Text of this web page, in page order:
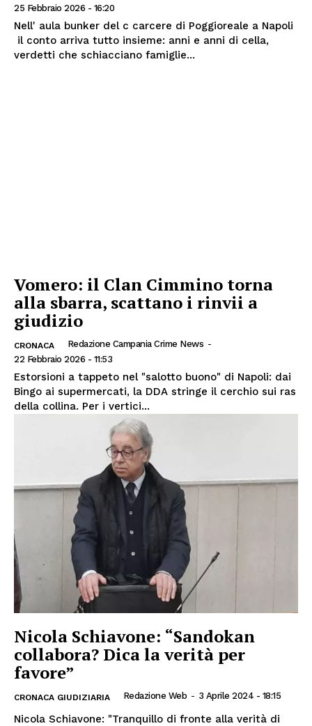
25 Febbraio 2026 - 16:20
Nell' aula bunker del c carcere di Poggioreale a Napoli
il conto arriva tutto insieme: anni e anni di cella,
verdetti che schiacciano famiglie...
Vomero: il Clan Cimmino torna
alla sbarra, scattano i rinvii a
giudizio
CRONACA Redazione Campania Crime News -
22 Febbraio 2026 - 11:53
Estorsioni a tappeto nel "salotto buono" di Napoli: dai
Bingo ai supermercati, la DDA stringe il cerchio sui ras
della collina. Per i vertici...
Nicola Schiavone: “Sandokan
collabora? Dica la verità per
favore”
CRONACA GIUDIZIARIA Redazione Web - 3 Aprile 2024 - 18:15
Nicola Schiavone: "Tranquillo di fronte alla verità di